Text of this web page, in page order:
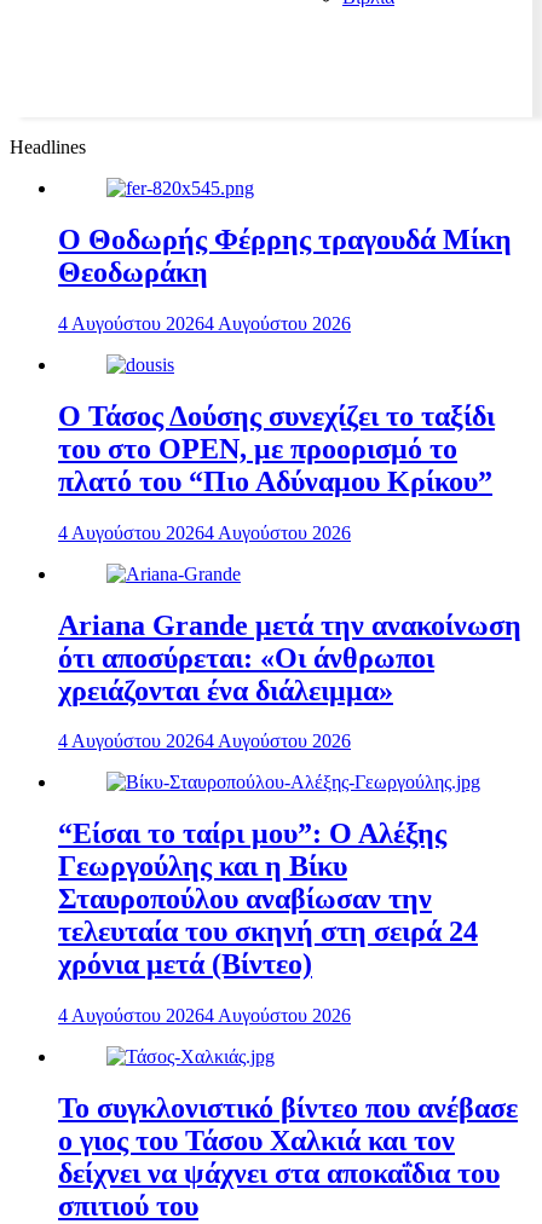
Headlines
Ο Θοδωρής Φέρρης τραγουδά Μίκη
Θεοδωράκη
4 Αυγούστου 20264 Αυγούστου 2026
Ο Τάσος Δούσης συνεχίζει το ταξίδι
του στο OPEN, με προορισμό το
πλατό του “Πιο Αδύναμου Κρίκου”
4 Αυγούστου 20264 Αυγούστου 2026
Ariana Grande μετά την ανακοίνωση
ότι αποσύρεται: «Οι άνθρωποι
χρειάζονται ένα διάλειμμα»
4 Αυγούστου 20264 Αυγούστου 2026
“Είσαι το ταίρι μου”: Ο Αλέξης
Γεωργούλης και η Βίκυ
Σταυροπούλου αναβίωσαν την
τελευταία του σκηνή στη σειρά 24
χρόνια μετά (Βίντεο)
4 Αυγούστου 20264 Αυγούστου 2026
To συγκλονιστικό βίντεο που ανέβασε
ο γιος του Τάσου Χαλκιά και τον
δείχνει να ψάχνει στα αποκαΐδια του
σπιτιού του